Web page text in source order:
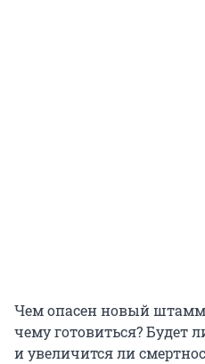
Чем опасен новый
чему готовиться? Будет
и увеличится ли